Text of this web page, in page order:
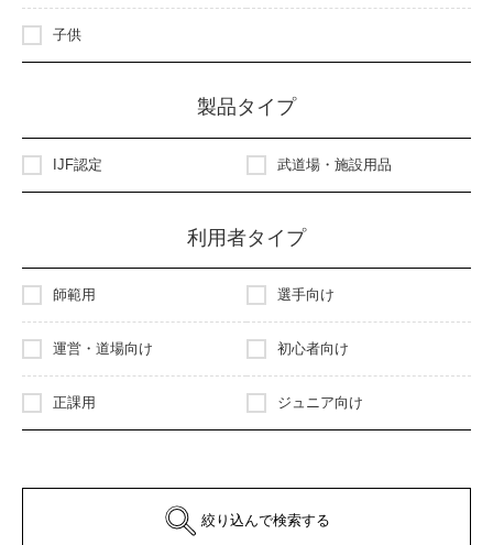
子供
製品タイプ
IJF認定 武道場・施設用品
利用者タイプ
師範用 選手向け
運営・道場向け 初心者向け
正課用 ジュニア向け
絞り込んで検索する